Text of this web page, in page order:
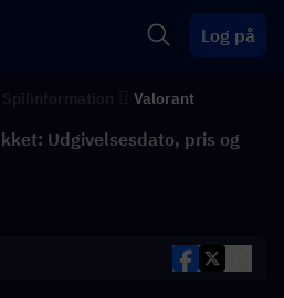
Log på
Valorant
Udgivelsesdato, pris og